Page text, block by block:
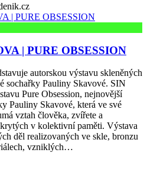
| PURE OBSESSION
autorskou výstavu skleněných
sochařky Pauliny Skavové. SIN
Pure Obsession, nejnovější
Pauliny Skavové, která ve své
vztah člověka, zvířete a
v kolektivní paměti. Výstava
děl realizovaných ve skle, bronzu
vzniklých…